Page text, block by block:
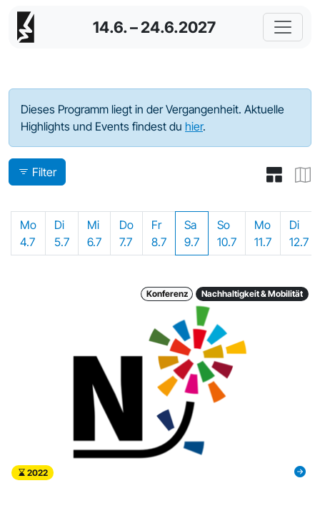
14.6. – 24.6.2027
Programm - 2022
Dieses Programm liegt in der Vergangenheit. Aktuelle
Highlights und Events findest du hier.
Filter
Mo
4.7
Di
5.7
Mi
6.7
Do
7.7
Fr
8.7
Sa
9.7
So
10.7
Mo
11.7
Di
12.7
Konferenz Nachhaltigkeit & Mobilität
2022